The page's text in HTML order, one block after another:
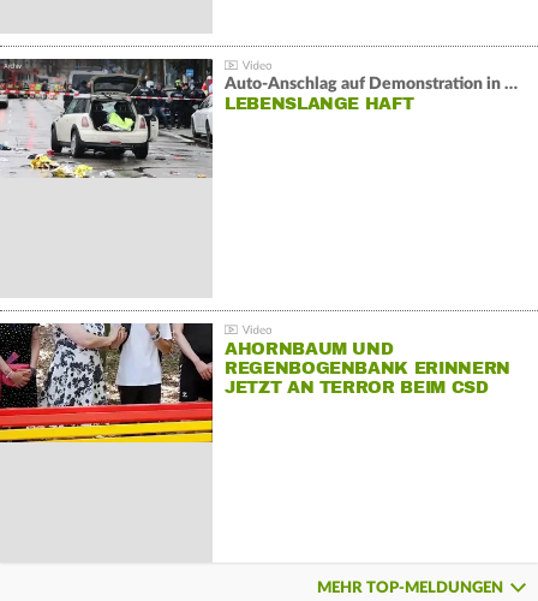
Auto-Anschlag auf Demonstration in München:
LEBENSLANGE HAFT
AHORNBAUM UND
REGENBOGENBANK ERINNERN
JETZT AN TERROR BEIM CSD
MEHR TOP-MELDUNGEN